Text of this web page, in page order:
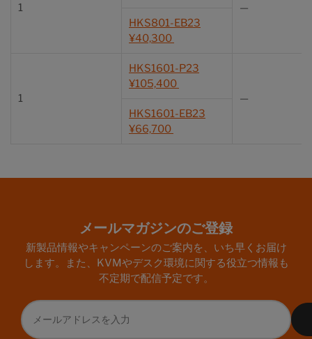
1
—
HKS801-EB23
¥40,300
1
HKS1601-P23
¥105,400
—
HKS1601-EB23
¥66,700
メールマガジンのご登録
新製品情報やキャンペーンのご案内を、いち早くお届け
します。また、KVMやデスク環境に関する役立つ情報も
不定期で配信予定です。
メ
ー
ル